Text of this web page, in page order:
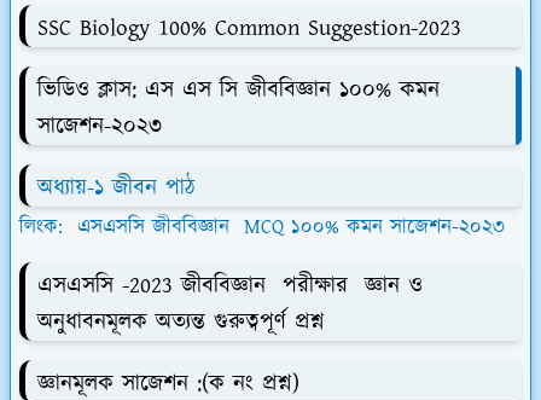
SSC Biology 100% Common Suggestion-2023
ভিডিও ক্লাস: এস এস সি জীববিজ্ঞান ১০০% কমন
সাজেশন-২০২৩
অধ্যায়-১ জীবন পাঠ
লিংক: এসএসসি জীববিজ্ঞান MCQ ১০০% কমন সাজেশন-২০২৩
এসএসসি -2023 জীববিজ্ঞান পরীক্ষার জ্ঞান ও
অনুধাবনমূলক অত্যন্ত গুরুত্বপূর্ণ প্রশ্ন
জ্ঞানমূলক সাজেশন :(ক নং প্রশ্ন)